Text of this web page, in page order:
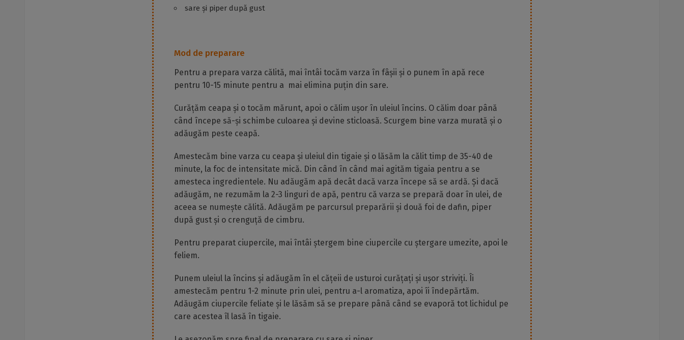
sare și piper după gust
Mod de preparare
Pentru a prepara varza călită, mai întâi tocăm varza în fâșii și o punem în apă rece
pentru 10-15 minute pentru a mai elimina puțin din sare.
Curățăm ceapa și o tocăm mărunt, apoi o călim ușor în uleiul încins. O călim doar până
când începe să-și schimbe culoarea și devine sticloasă. Scurgem bine varza murată și o
adăugăm peste ceapă.
Amestecăm bine varza cu ceapa și uleiul din tigaie și o lăsăm la călit timp de 35-40 de
minute, la foc de intensitate mică. Din când în când mai agităm tigaia pentru a se
amesteca ingredientele. Nu adăugăm apă decât dacă varza începe să se ardă. Și dacă
adăugăm, ne rezumăm la 2-3 linguri de apă, pentru că varza se prepară doar în ulei, de
aceea se numește călită. Adăugăm pe parcursul preparării și două foi de dafin, piper
după gust și o crenguță de cimbru.
Pentru preparat ciupercile, mai întâi ștergem bine ciupercile cu ștergare umezite, apoi le
feliem.
Punem uleiul la încins și adăugăm în el cățeii de usturoi curățați și ușor striviți. Îi
amestecăm pentru 1-2 minute prin ulei, pentru a-l aromatiza, apoi îi îndepărtăm.
Adăugăm ciupercile feliate și le lăsăm să se prepare până când se evaporă tot lichidul pe
care acestea îl lasă în tigaie.